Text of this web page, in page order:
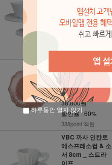
바로크 (총2인조)
238,000원
119,000원
1,190point 적립
VBC까사 레이스
스칼롭 샐러드 플
레이트_ 핑크
97,000원
38,800원
할인율 : 60%
388point 적립
VBC 까사 인칸토
에스프레소컵 & 소
서 8cm _ 스트라
이프
하루동안 열지 않기